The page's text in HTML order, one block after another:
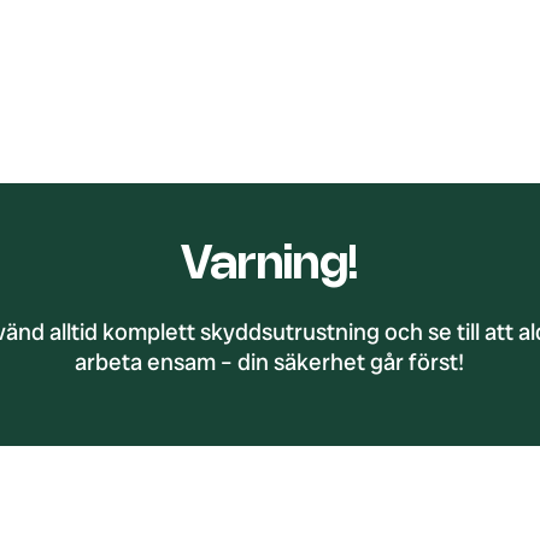
Varning!
alltid komplett skyddsutrustning och se till att
arbeta ensam – din säkerhet går först!